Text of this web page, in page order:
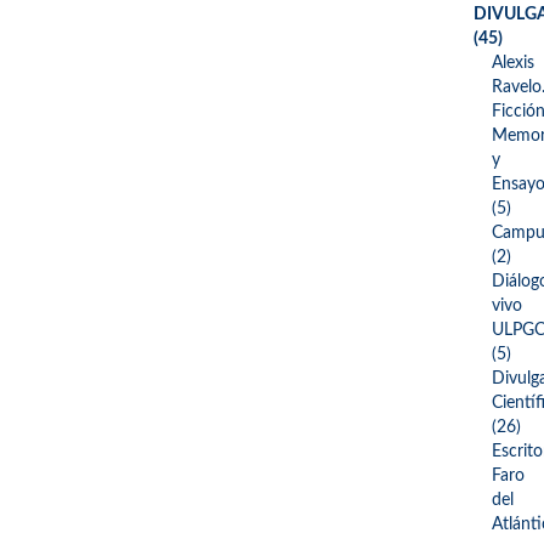
(45)
Alexis
Ravelo.
y
Ensayo
(5)
(2)
vivo
ULPGC
(5)
(26)
Faro
del